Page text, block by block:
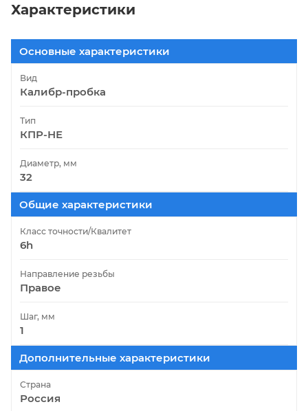
Характеристики
Основные характеристики
Вид
Калибр-пробка
Тип
КПР-НЕ
Диаметр, мм
32
Общие характеристики
Класс точности/Квалитет
6h
Направление резьбы
Правое
Шаг, мм
1
Дополнительные характеристики
Страна
Россия